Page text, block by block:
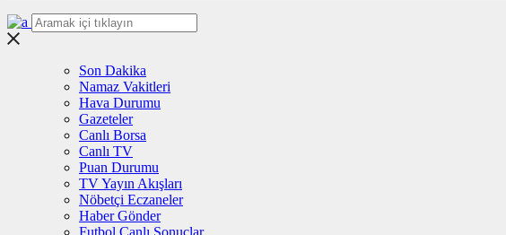
Son Dakika
Namaz Vakitleri
Hava Durumu
Gazeteler
Canlı Borsa
Canlı TV
Puan Durumu
TV Yayın Akışları
Nöbetçi Eczaneler
Haber Gönder
Futbol Canlı Sonuçlar